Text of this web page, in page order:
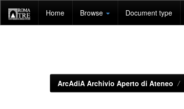
navigation
Home Browse Document type
ArcAdiA Archivio Aperto di Ateneo